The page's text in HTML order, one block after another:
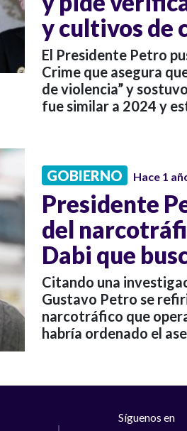
y cultivos de
El Presidente Petro
Crime que asegura
de violencia” y
fue similar a 2024 y
GOBIERNO Hace 1
Presidente
del
Dabi que
Citando una
Gustavo Petro se
narcotráfico que
habría ordenado el
Síguenos en